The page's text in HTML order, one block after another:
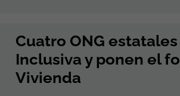
Cuatro ONG
Inclusiva y ponen el
Vivienda